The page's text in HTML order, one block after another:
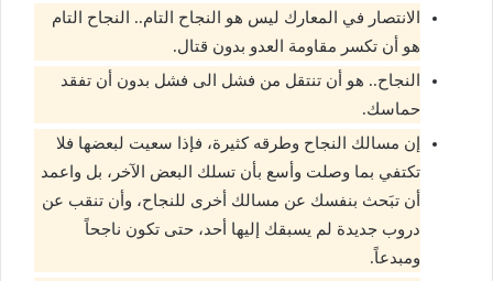
الانتصار في المعارك ليس هو النجاح التام.. النجاح التام
هو أن تكسر مقاومة العدو بدون قتال.
النجاح.. هو أن تنتقل من فشل الى فشل بدون أن تفقد
حماسك.
إن مسالك النجاح وطرقه كثيرة، فإذا سعيت لبعضها فلا
تكتفي بما وصلت وأسع بأن تسلك البعض الآخر، بل واعمد
أن تبَحث بنفسك عن مسالك أخرى للنجاح، وأن تنقب عن
دروب جديدة لم يسبقك إليها أحد، حتى تكون ناجحاً
ومبدعاً.